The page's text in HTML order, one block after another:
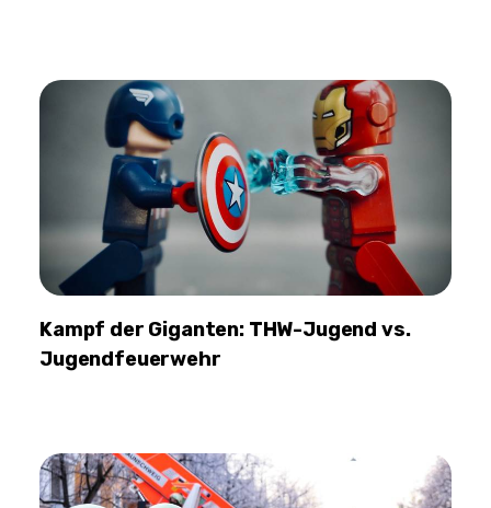
Kampf der Giganten: THW-Jugend vs.
Jugendfeuerwehr